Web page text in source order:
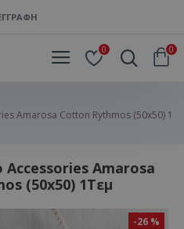
0 0
Amarosa Cotton Rythmos (50x50) 1
Amarosa
(50x50) 1Τεμ
-26 %